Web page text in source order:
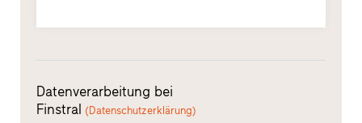
Datenverarbeitung bei
Finstral (Datenschutzerklärung)